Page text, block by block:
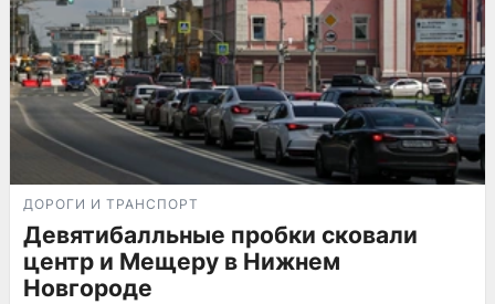
ДОРОГИ И ТРАНСПОРТ
Девятибалльные пробки сковали
центр и Мещеру в Нижнем
Новгороде